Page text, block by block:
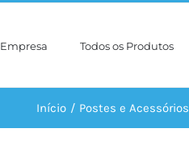
Empresa Todos os Produtos
Início Postes e Acessórios